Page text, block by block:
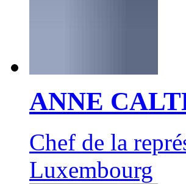
ANNE
Chef de la
Luxembourg